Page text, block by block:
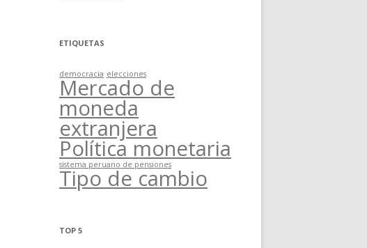
ETIQUETAS
democracia elecciones
Mercado de
moneda
extranjera
Política monetaria
sistema peruano de pensiones
Tipo de cambio
TOP 5